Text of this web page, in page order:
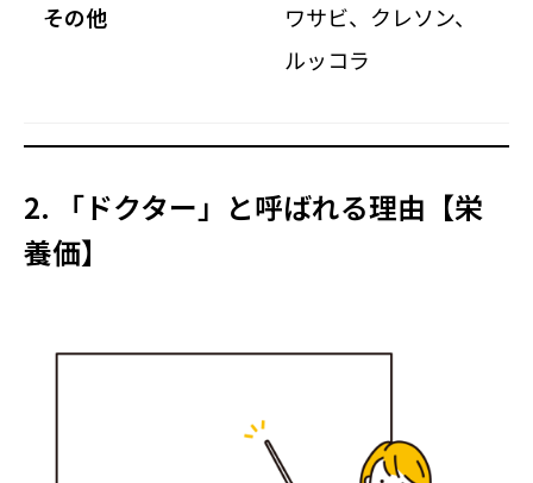
その他
ワサビ、クレソン、
ルッコラ
2. 「ドクター」と呼ばれる理由【栄
養価】